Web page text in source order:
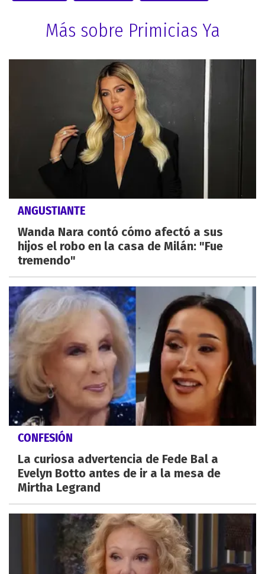
Más sobre Primicias Ya
ANGUSTIANTE
Wanda Nara contó cómo afectó a sus
hijos el robo en la casa de Milán: "Fue
tremendo"
CONFESIÓN
La curiosa advertencia de Fede Bal a
Evelyn Botto antes de ir a la mesa de
Mirtha Legrand